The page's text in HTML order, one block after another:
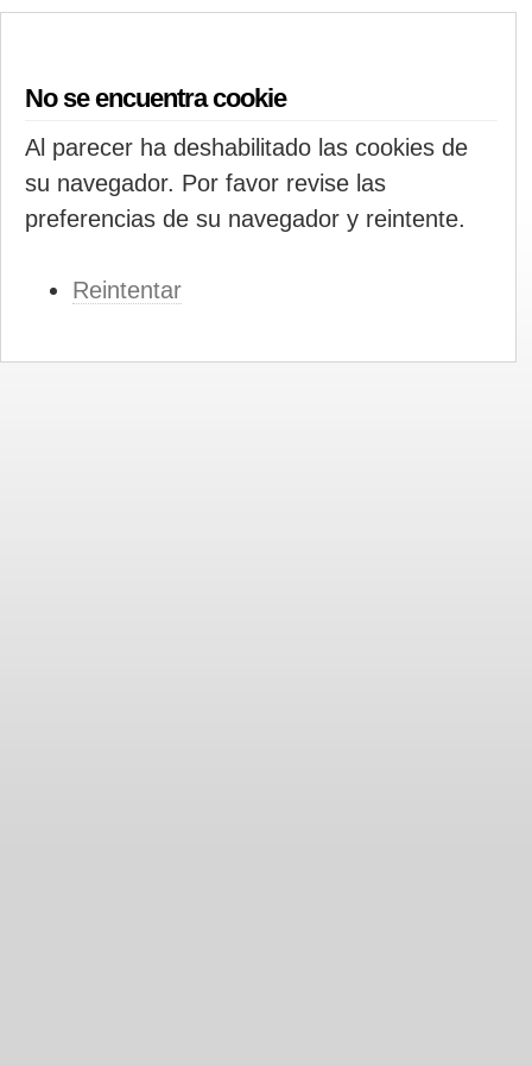
No se encuentra cookie
Al parecer ha deshabilitado las cookies de
su navegador. Por favor revise las
preferencias de su navegador y reintente.
Reintentar